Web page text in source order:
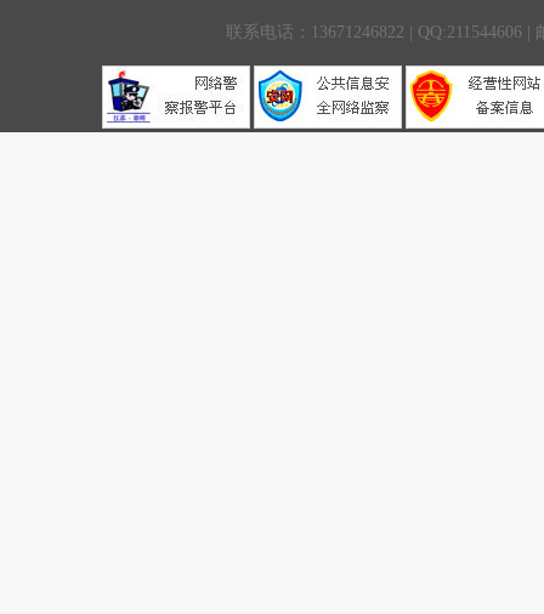
联系电话：13671246822 | QQ:211544606 |